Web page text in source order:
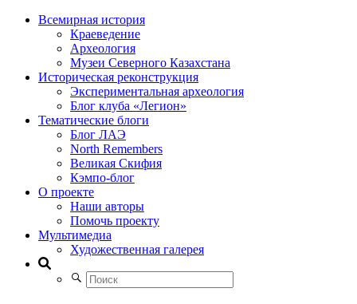
Всемирная история
Краеведение
Археология
Музеи Северного Казахстана
Историческая реконструкция
Экспериментальная археология
Блог клуба «Легион»
Тематические блоги
Блог ЛАЭ
North Remembers
Великая Скифия
Кэмпо-блог
О проекте
Наши авторы
Помочь проекту
Мультимедиа
Художественная галерея